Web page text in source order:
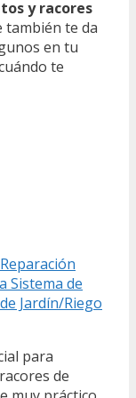
y racores
te da
en tu
te
Sistema de
Jardín/Riego
para
de